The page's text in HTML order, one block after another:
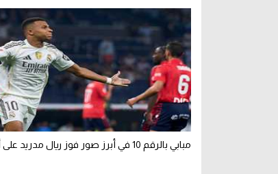
مبابي بالرقم 10 في أبرز صور فوز ريال مدريد على أوساسونا